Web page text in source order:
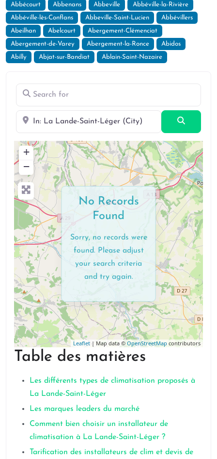
Search for
Near
+
−
Leaflet | Map data © OpenStreetMap contributors
No Records
Found
Sorry, no records were
found. Please adjust
your search criteria
and try again.
Table des matières
Les différents types de climatisation proposés à
La Lande-Saint-Léger
Les marques leaders du marché
Comment bien choisir un installateur de
climatisation à La Lande-Saint-Léger ?
Tarification des installateurs de clim et devis de
Abbécourt Abbenans Abbeville Abbéville-la-Rivière
Abbéville-lès-Conflans Abbeville-Saint-Lucien Abbévillers
Abeilhan Abelcourt Abergement-Clémenciat
Abergement-de-Varey Abergement-la-Ronce Abidos
Abilly Abjat-sur-Bandiat Ablain-Saint-Nazaire